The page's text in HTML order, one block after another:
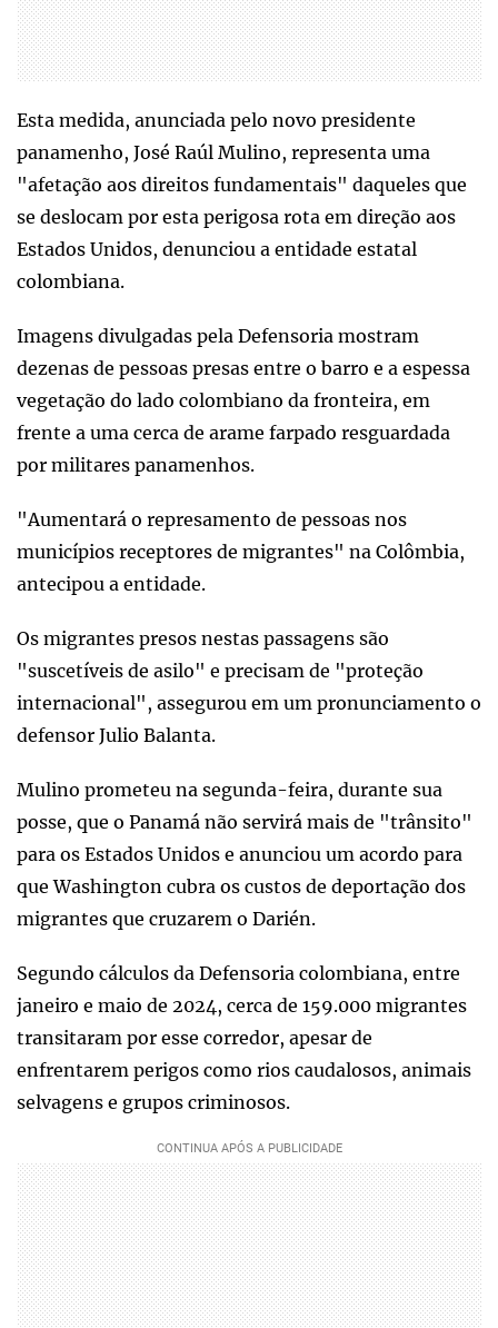
Esta medida, anunciada pelo novo presidente
panamenho, José Raúl Mulino, representa uma
"afetação aos direitos fundamentais" daqueles que
se deslocam por esta perigosa rota em direção aos
Estados Unidos, denunciou a entidade estatal
colombiana.
Imagens divulgadas pela Defensoria mostram
dezenas de pessoas presas entre o barro e a espessa
vegetação do lado colombiano da fronteira, em
frente a uma cerca de arame farpado resguardada
por militares panamenhos.
"Aumentará o represamento de pessoas nos
municípios receptores de migrantes" na Colômbia,
antecipou a entidade.
Os migrantes presos nestas passagens são
"suscetíveis de asilo" e precisam de "proteção
internacional", assegurou em um pronunciamento o
defensor Julio Balanta.
Mulino prometeu na segunda-feira, durante sua
posse, que o Panamá não servirá mais de "trânsito"
para os Estados Unidos e anunciou um acordo para
que Washington cubra os custos de deportação dos
migrantes que cruzarem o Darién.
Segundo cálculos da Defensoria colombiana, entre
janeiro e maio de 2024, cerca de 159.000 migrantes
transitaram por esse corredor, apesar de
enfrentarem perigos como rios caudalosos, animais
selvagens e grupos criminosos.